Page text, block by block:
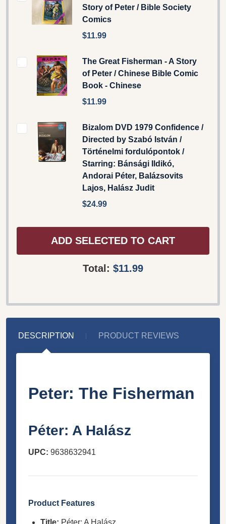
Story of Peter / Bible Society
Comics
$11.99
The Great Fisherman - A Story
of Peter / Chinese Bible Comic
Book - Chinese
$11.99
Bizalom DVD 1979 Confidence /
Directed by Szabó István /
Történelmi fordulópontok /
Starring: Bánsági Ildikó,
Andorai Péter, Balázsovits
Lajos, Halász Judit
$24.99
ADD SELECTED TO CART
Total: $11.99
DESCRIPTION PRODUCT REVIEWS
Peter: The Fisherman
Péter: A Halász
UPC: 9638632941
Product Features
Title: Péter: A Halász